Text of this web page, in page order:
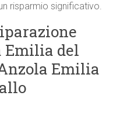
risparmio significativo.
Emilia del
Emilia